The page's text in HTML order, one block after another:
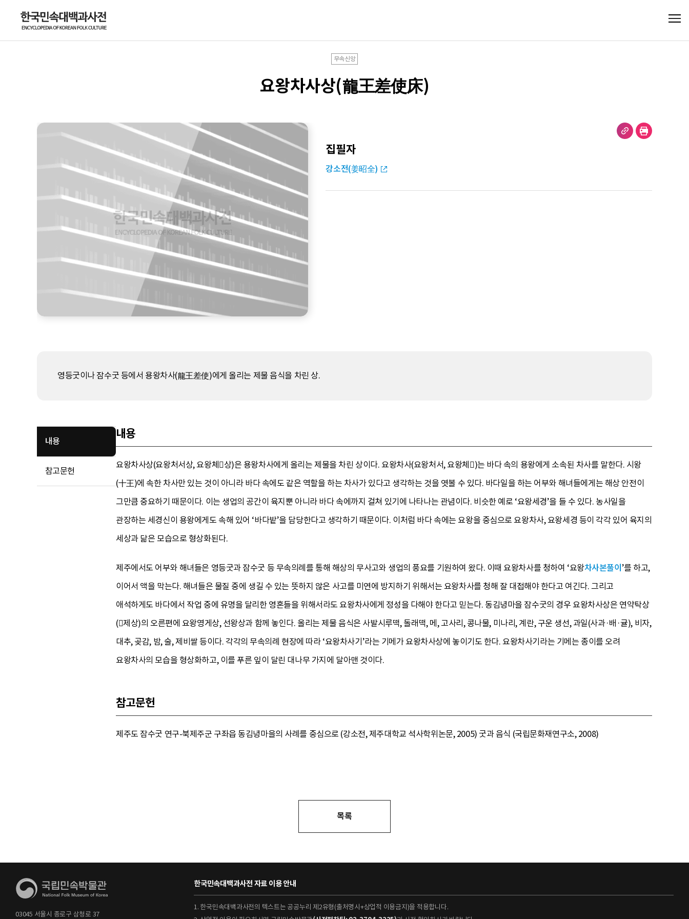
무속신앙
요왕차사상(龍王差使床)
집필자
강소전(姜昭全)
영등굿이나 잠수굿 등에서 용왕차사(龍王差使)에게 올리는 제물 음식을 차린 상.
내용
참고문헌
내용
요왕차사상(요왕처서상, 요왕체상)은 용왕차사에게 올리는 제물을 차린 상이다. 요왕차사(요왕처서, 요왕체)는 바다 속의 용왕에게 소속된 차사를 말한다. 시왕
(十王)에 속한 차사만 있는 것이 아니라 바다 속에도 같은 역할을 하는 차사가 있다고 생각하는 것을 엿볼 수 있다. 바다일을 하는 어부와 해녀들에게는 해상 안전이
그만큼 중요하기 때문이다. 이는 생업의 공간이 육지뿐 아니라 바다 속에까지 걸쳐 있기에 나타나는 관념이다. 비슷한 예로 ‘요왕세경’을 들 수 있다. 농사일을
관장하는 세경신이 용왕에게도 속해 있어 ‘바다밭’을 담당한다고 생각하기 때문이다. 이처럼 바다 속에는 요왕을 중심으로 요왕차사, 요왕세경 등이 각각 있어 육지의
세상과 닮은 모습으로 형상화된다.
제주에서도 어부와 해녀들은 영등굿과 잠수굿 등 무속의례를 통해 해상의 무사고와 생업의 풍요를 기원하여 왔다. 이때 요왕차사를 청하여 ‘요왕차사본풀이 ’를 하고,
이어서 액을 막는다. 해녀들은 물질 중에 생길 수 있는 뜻하지 않은 사고를 미연에 방지하기 위해서는 요왕차사를 청해 잘 대접해야 한다고 여긴다. 그리고
애석하게도 바다에서 작업 중에 유명을 달리한 영혼들을 위해서라도 요왕차사에게 정성을 다해야 한다고 믿는다. 동김녕마을 잠수굿의 경우 요왕차사상은 연약탁상
(제상)의 오른편에 요왕영게상, 선왕상과 함께 놓인다. 올리는 제물 음식은 사발시루떡, 돌래떡, 메, 고사리, 콩나물, 미나리, 계란, 구운 생선, 과일(사과·배·귤), 비자,
대추, 곶감, 밤, 술, 제비쌀 등이다. 각각의 무속의례 현장에 따라 ‘요왕차사기’라는 기메가 요왕차사상에 놓이기도 한다. 요왕차사기라는 기메는 종이를 오려
요왕차사의 모습을 형상화하고, 이를 푸른 잎이 달린 대나무 가지에 달아맨 것이다.
참고문헌
제주도 잠수굿 연구-북제주군 구좌읍 동김녕마을의 사례를 중심으로 (강소전, 제주대학교 석사학위논문, 2005) 굿과 음식 (국립문화재연구소, 2008)
목록
03045 서울시 종로구 삼청로 37
한국민속대백과사전 자료 이용 안내
1. 한국민속대백과사전의 텍스트는 공공누리 제2유형(출처명시+상업적 이용금지)을 적용합니다.